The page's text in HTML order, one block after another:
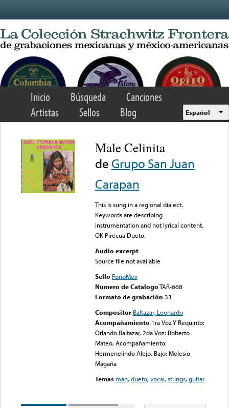
Inicio Búsqueda
Canciones
Artistas
Sellos Blog Español
Male Celinita
de Grupo San Juan
Carapan
This is sung in a regional dialect.
Keywords are describing
instrumentation and not lyrical content.
OK Pirecua Dueto.
Audio excerpt
Source file not available
Sello FonoMex
Numero de CatalogoTAR-668
Formato de grabación 33
Compositor Baltazar, Leonardo
Acompañamiento 1ra Voz Y Requinto:
Orlando Baltazar, 2da Voz: Roberto
Mateo, Acompañamiento:
Hermenelindo Alejo, Bajo: Melesio
Magaña
Temas man,dueto,vocal,strings,guitar